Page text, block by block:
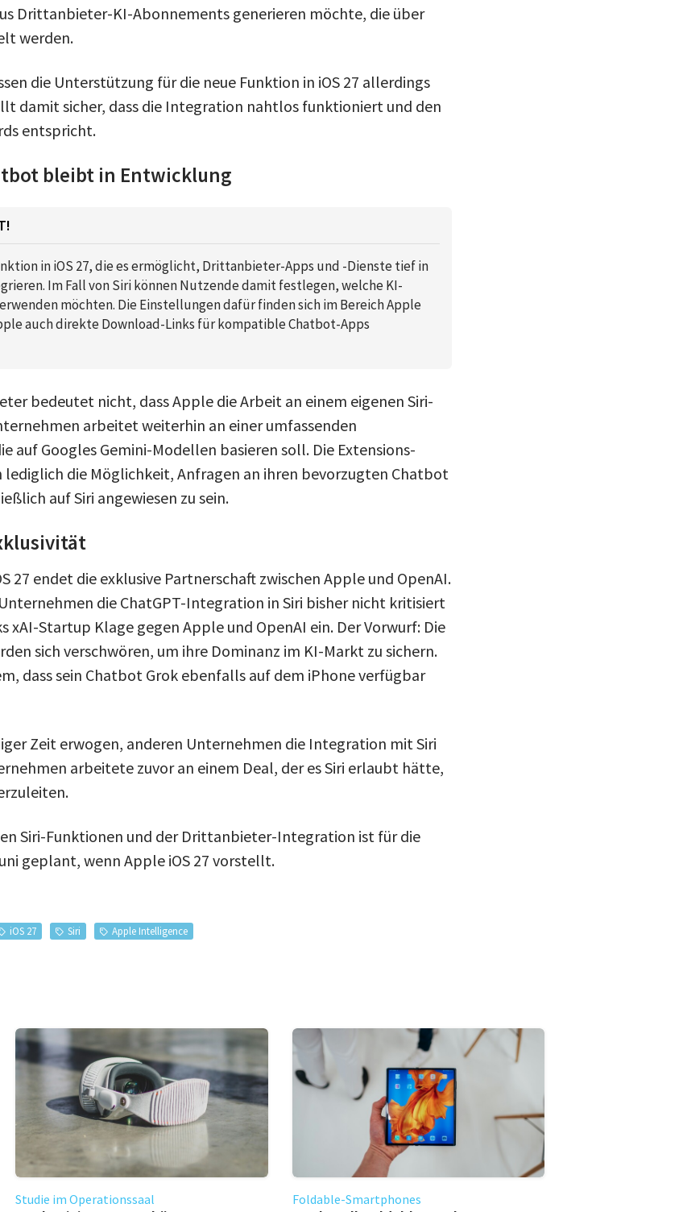
Drittanbieter-KI-Abonnements generieren möchte, die über
werden.
die Unterstützung für die neue Funktion in iOS 27 allerdings
damit sicher, dass die Integration nahtlos funktioniert und den
entspricht.
bleibt in Entwicklung
in iOS 27, die es ermöglicht, Drittanbieter-Apps und -Dienste tief in
Im Fall von Siri können Nutzende damit festlegen, welche KI-
möchten. Die Einstellungen dafür finden sich im Bereich Apple
auch direkte Download-Links für kompatible Chatbot-Apps
bedeutet nicht, dass Apple die Arbeit an einem eigenen Siri-
arbeitet weiterhin an einer umfassenden
auf Googles Gemini-Modellen basieren soll. Die Extensions-
die Möglichkeit, Anfragen an ihren bevorzugten Chatbot
auf Siri angewiesen zu sein.
27 endet die exklusive Partnerschaft zwischen Apple und OpenAI.
die ChatGPT-Integration in Siri bisher nicht kritisiert
xAI-Startup Klage gegen Apple und OpenAI ein. Der Vorwurf: Die
sich verschwören, um ihre Dominanz im KI-Markt zu sichern.
dass sein Chatbot Grok ebenfalls auf dem iPhone verfügbar
Zeit erwogen, anderen Unternehmen die Integration mit Siri
arbeitete zuvor an einem Deal, der es Siri erlaubt hätte,
Siri-Funktionen und der Drittanbieter-Integration ist für die
geplant, wenn Apple iOS 27 vorstellt.
iOS 27 Siri Apple Intelligence
Studie im Operationssaal Foldable-Smartphones